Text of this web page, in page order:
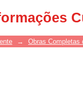
→ Obras Completas